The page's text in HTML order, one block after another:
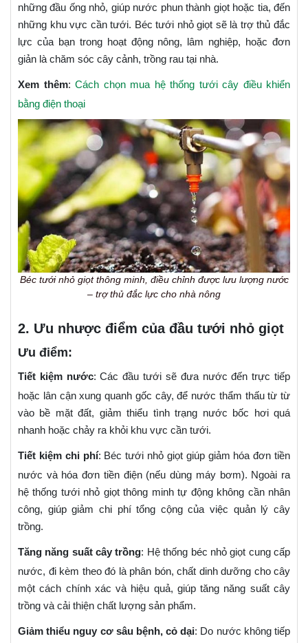
những đầu ống nhỏ, giúp nước phun thành giọt hoặc tia, đến
những khu vực cần tưới. Béc tưới nhỏ giọt sẽ là trợ thủ đắc
lực của bạn trong hoạt động nông, lâm nghiệp, hoặc đơn
giản là chăm sóc cây cảnh, trồng rau tại nhà.
Xem thêm: Cách chọn mua hệ thống tưới cây điều khiển
bằng điện thoại
Béc tưới nhỏ giọt thông minh, điều chỉnh được lưu lượng nước
– trợ thủ đắc lực cho nhà nông
2. Ưu nhược điểm của đầu tưới nhỏ giọt
Ưu điểm:
Tiết kiệm nước: Các đầu tưới sẽ đưa nước đến trực tiếp
hoặc lân cận xung quanh gốc cây, để nước thẩm thấu từ từ
vào bề mặt đất, giảm thiểu tình trạng nước bốc hơi quá
nhanh hoặc chảy ra khỏi khu vực cần tưới.
Tiết kiệm chi phí: Béc tưới nhỏ giọt giúp giảm hóa đơn tiền
nước và hóa đơn tiền điện (nếu dùng máy bơm). Ngoài ra
hệ thống tưới nhỏ giọt thông minh tự động không cần nhân
công, giúp giảm chi phí tổng cộng của việc quản lý cây
trồng.
Tăng năng suất cây trồng: Hệ thống béc nhỏ giọt cung cấp
nước, đi kèm theo đó là phân bón, chất dinh dưỡng cho cây
một cách chính xác và hiệu quả, giúp tăng năng suất cây
trồng và cải thiện chất lượng sản phẩm.
Giảm thiểu nguy cơ sâu bệnh, cỏ dại: Do nước không tiếp